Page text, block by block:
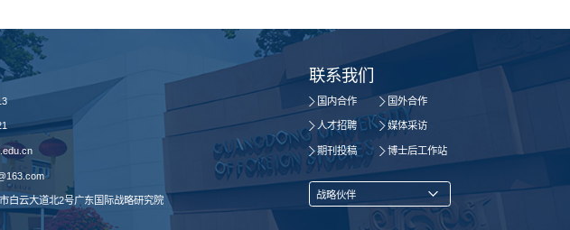
白云大道北2号广东国际战略研究院
联系我们
国内合作 国外合作
人才招聘 媒体采访
期刊投稿 博士后工作站
战略伙伴